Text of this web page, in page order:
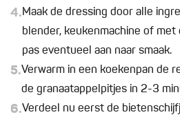
4.Maak de dressing door alle
blender, keukenmachine of
pas eventueel aan naar smaak.
5.Verwarm in een koekenpan de
de granaatappelpitjes in 2-3
6.Verdeel nu eerst de